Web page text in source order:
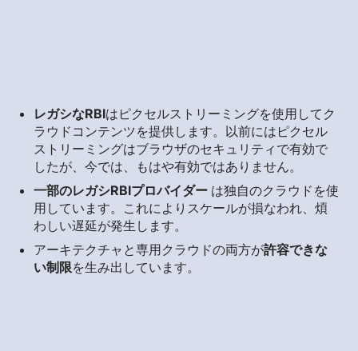
レガシなRBIはピクセルストリーミングを使用してク
ラウドコンテンツを提供します。以前にはピクセル
ストリーミングはブラウザのセキュリティで有効で
したが、今では、もはや有効ではありません。
一部のレガシRBIプロバイダー は独自のクラウドを使
用しています。これによりスケールが損なわれ、煩
わしい遅延が発生します。
アーキテクチャと専用クラウドの両方が許容できな
い制限を生み出しています。